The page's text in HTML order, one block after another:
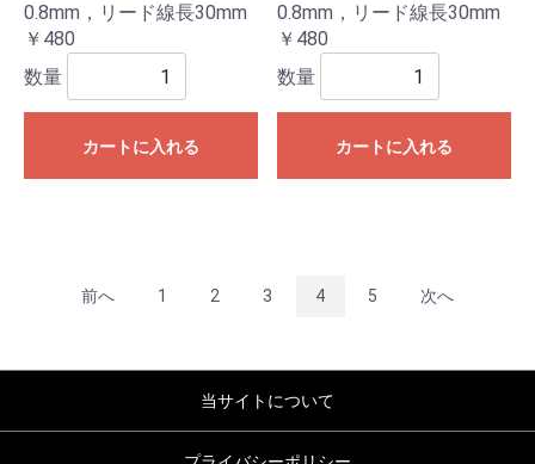
0.8mm，リード線長30mm
￥480
数量
カートに入れる
0.8mm，リード線長30mm
￥480
数量
カートに入れる
前へ 1 2 3 4 5 次へ
当サイトについて